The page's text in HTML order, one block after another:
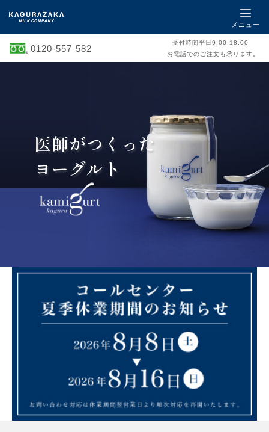
メニュー
0120-557-582
受付時間平日9:00-18:00
お電話でのご注文も承ります。
医師がつくった
ヨーグルト